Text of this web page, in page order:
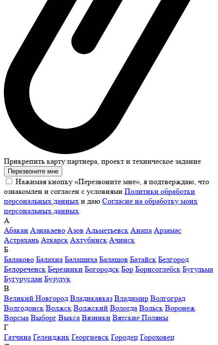
Прикрепить карту партнера, проект и техническое задание
Перезвоните мне
Нажимая кнопку «Перезвоните мне», я подтверждаю, что
ознакомлен и согласен с условиями Политики обработки
персональных данных и даю Согласие на обработку моих
персональных данных.
А
Абакан Азнакаево Азов Альметьевск Анапа Арзамас
Астрахань Аткарск Ахтубинск Ачинск
Б
Балаково Балахна Балашиха Балашов Батайск Белгород
Белореченск Березники Богородск Бор Борисоглебск Бугульма
Бугуруслан Бузулук
В
Великий Новгород Владикавказ Владимир Волгоград
Волгодонск Волжск Волжский Вологда Вольск Воронеж
Ворсма Выборг Выкса Вязники Вятские Поляны
Г
Гатчина Геленджик Георгиевск Городец Гороховец